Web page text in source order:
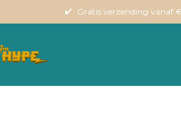
Gratis verzending vanaf